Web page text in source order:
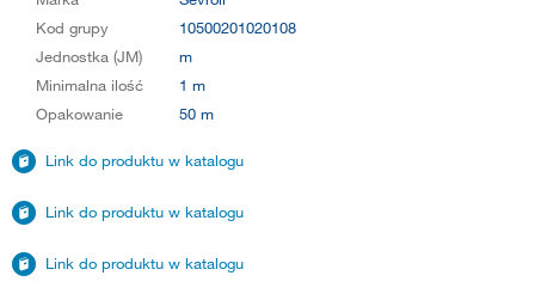
Kod grupy
10500201020108
Jednostka (JM)
m
Minimalna ilość
1 m
Opakowanie
50 m
Link do produktu w katalogu
Link do produktu w katalogu
Link do produktu w katalogu